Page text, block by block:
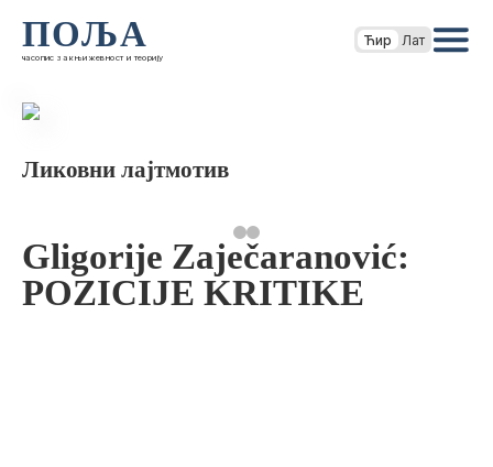
ПОЉА
часопис за књижевност и теорију
Ћир Лат
Ликовни лајтмотив
Gligorije Zaječaranović:
POZICIJE KRITIKE